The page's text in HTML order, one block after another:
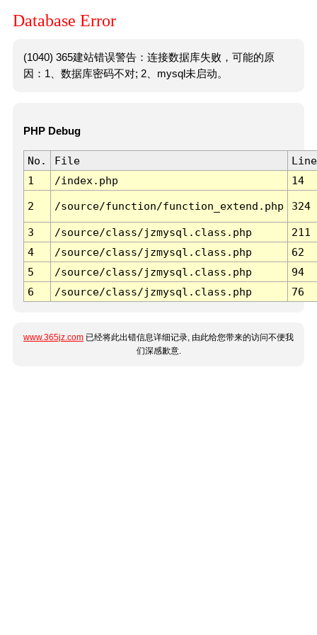
Database Error
(1040) 365建站错误警告：连接数据库失败，可能的原
因：1、数据库密码不对; 2、mysql未启动。
PHP Debug
No. File
Line
1
/index.php 14
2 /source/function/function_extend.php 324
3 /source/class/jzmysql.class.php
211
4
/source/class/jzmysql.class.php
62
5
/source/class/jzmysql.class.php
94
6
/source/class/jzmysql.class.php 76
www.365jz.com 已经将此出错信息详细记录, 由此给您带来的访问不便我
们深感歉意.